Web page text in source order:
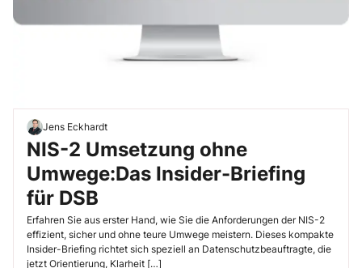
Jens Eckhardt
NIS-2 Umsetzung ohne
Umwege:Das Insider-Briefing
für DSB
Erfahren Sie aus erster Hand, wie Sie die Anforderungen der NIS-2
effizient, sicher und ohne teure Umwege meistern. Dieses kompakte
Insider-Briefing richtet sich speziell an Datenschutzbeauftragte, die
jetzt Orientierung, Klarheit […]